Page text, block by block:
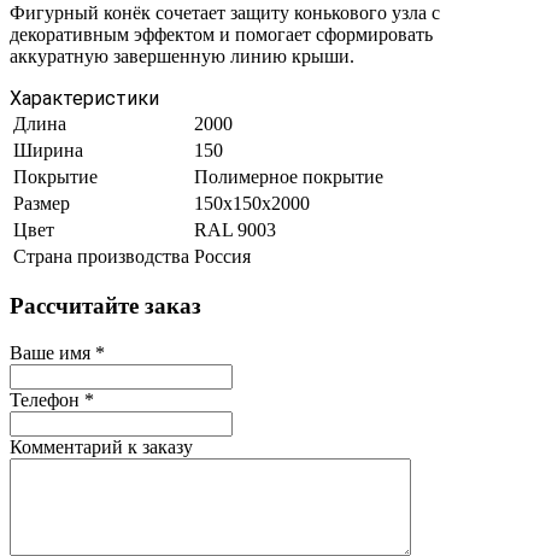
Фигурный конёк сочетает защиту конькового узла с
декоративным эффектом и помогает сформировать
аккуратную завершенную линию крыши.
Характеристики
Длина
2000
Ширина
150
Покрытие
Полимерное покрытие
Размер
150х150х2000
Цвет
RAL 9003
Страна производства Россия
Рассчитайте заказ
Ваше имя *
Телефон *
Комментарий к заказу